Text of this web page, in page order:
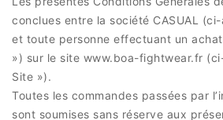
conclues entre la société CASUAL
et toute personne effectuant un
») sur le site www.boa-fightwear.fr
Site »).
Toutes les commandes passées par
sont soumises sans réserve aux